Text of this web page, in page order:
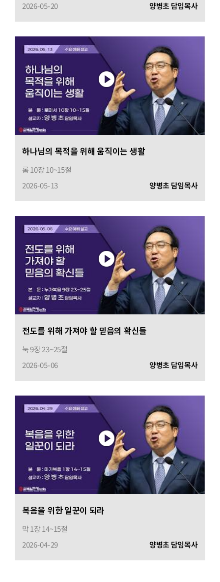
2026-05-20
양병초 담임목사
하나님의 목적을 위해 움직이는 생활
롬 10장 10~15절
2026-05-13
양병초 담임목사
전도를 위해 가져야 할 믿음의 확신들
눅 9장 23~25절
2026-05-06
양병초 담임목사
복음을 위한 일꾼이 되라
막 1장 14~15절
2026-04-29
양병초 담임목사